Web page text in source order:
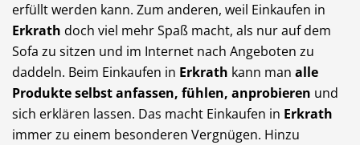
erfüllt werden kann. Zum anderen, weil Einkaufen in
Erkrath doch viel mehr Spaß macht, als nur auf dem
Sofa zu sitzen und im Internet nach Angeboten zu
daddeln. Beim Einkaufen in Erkrath kann man alle
Produkte selbst anfassen, fühlen, anprobieren und
sich erklären lassen. Das macht Einkaufen in Erkrath
immer zu einem besonderen Vergnügen. Hinzu